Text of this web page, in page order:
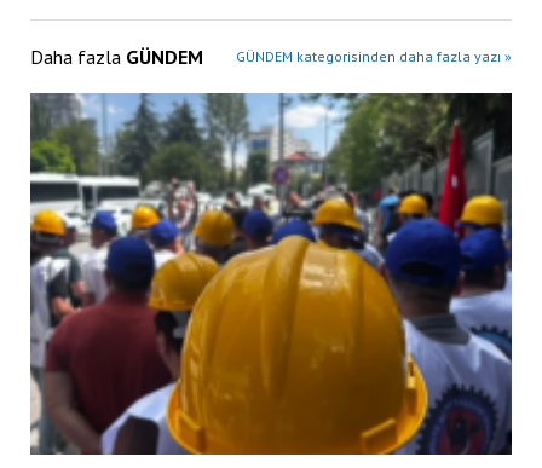
Daha fazla GÜNDEM GÜNDEM kategorisinden daha fazla yazı »